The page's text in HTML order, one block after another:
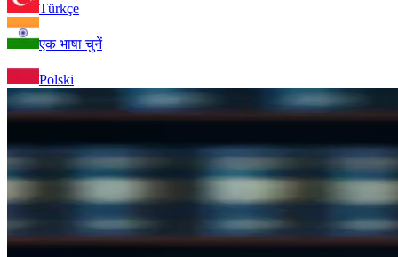
Türkçe
एक भाषा चुनें
Polski